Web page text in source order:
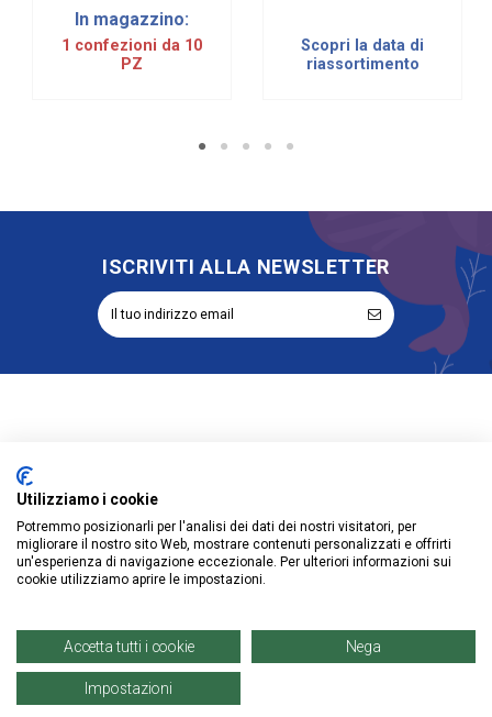
In magazzino:
1 confezioni da 10
PZ
Scopri la data di
riassortimento
ISCRIVITI ALLA NEWSLETTER
Informazioni
Prodotti
© Copyright 2021 | Denaro Distribuzione Srl. |
P. IVA: 02671960819
Utilizziamo i cookie
Potremmo posizionarli per l'analisi dei dati dei nostri visitatori, per
migliorare il nostro sito Web, mostrare contenuti personalizzati e offrirti
un'esperienza di navigazione eccezionale. Per ulteriori informazioni sui
cookie utilizziamo aprire le impostazioni.
Accetta tutti i cookie Nega
Impostazioni